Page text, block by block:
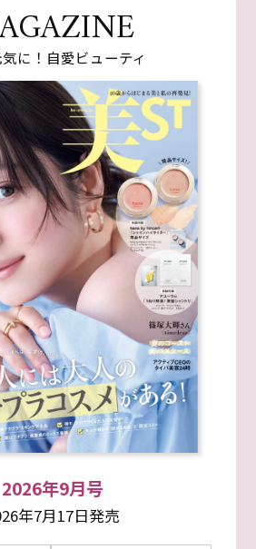
に！自愛ビューティ
2026年9月号
年7月17日発売